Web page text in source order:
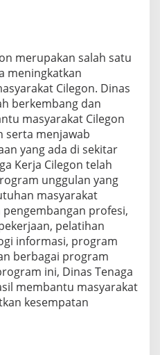
merupakan salah satu
meningkatkan
Cilegon. Dinas
berkembang dan
masyarakat Cilegon
serta menjawab
yang ada di sekitar
Kerja Cilegon telah
unggulan yang
masyarakat
profesi,
pelatihan
informasi, program
berbagai program
ini, Dinas Tenaga
membantu masyarakat
kesempatan